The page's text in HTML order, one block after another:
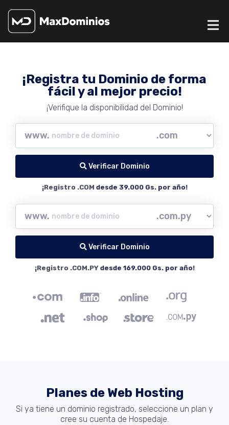
¡Registra tu Dominio de forma
fácil y al mejor precio!
¡Verifique la disponibilidad del Dominio!
www.
Verificar Dominio
¡Registro .COM desde 39.000 Gs. por año!
www.
Verificar Dominio
¡Registro .COM.PY desde 169.000 Gs. por año!
Planes de Web Hosting
Si ya tiene un dominio registrado, seleccione un plan y
cree su cuenta de Hospedaje.